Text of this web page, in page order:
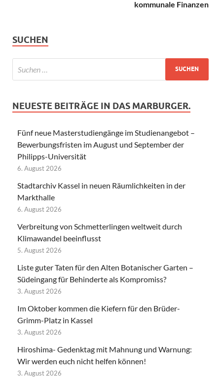
kommunale Finanzen
SUCHEN
NEUESTE BEITRÄGE IN DAS MARBURGER.
Fünf neue Masterstudiengänge im Studienangebot –
Bewerbungsfristen im August und September der
Philipps-Universität
6. August 2026
Stadtarchiv Kassel in neuen Räumlichkeiten in der
Markthalle
6. August 2026
Verbreitung von Schmetterlingen weltweit durch
Klimawandel beeinflusst
5. August 2026
Liste guter Taten für den Alten Botanischer Garten –
Südeingang für Behinderte als Kompromiss?
3. August 2026
Im Oktober kommen die Kiefern für den Brüder-
Grimm-Platz in Kassel
3. August 2026
Hiroshima- Gedenktag mit Mahnung und Warnung:
Wir werden euch nicht helfen können!
3. August 2026